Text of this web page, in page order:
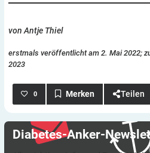
von Antje Thiel
erstmals veröffentlicht am 2. Mai 2022;
2023
0 Teilen
Diabetes-Anker-